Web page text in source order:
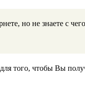
но не знаете с
того, чтобы Вы